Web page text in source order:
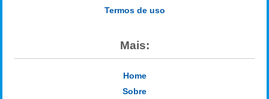
Termos de uso
Mais:
Home
Sobre